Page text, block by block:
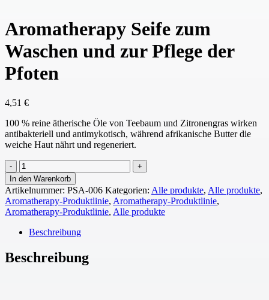
Aromatherapy Seife zum
Waschen und zur Pflege der
Pfoten
4,51 €
100 % reine ätherische Öle von Teebaum und Zitronengras wirken
antibakteriell und antimykotisch, während afrikanische Butter die
weiche Haut nährt und regeneriert.
Aromatherapy
Seife
zum
Waschen
und
zur
Pflege
der
Pfoten
Menge
In den Warenkorb
Artikelnummer: PSA-006 Kategorien: Alle produkte, Alle produkte,
Aromatherapy-Produktlinie, Aromatherapy-Produktlinie,
Aromatherapy-Produktlinie, Alle produkte
Beschreibung
Beschreibung